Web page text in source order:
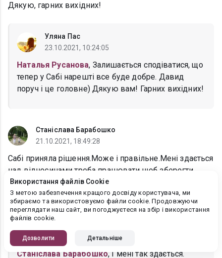
Дякую, гарних вихідних!
Уляна Пас
23.10.2021, 10:24:05
Наталья Русанова, Залишається сподіватися, що
тепер у Сабі нарешті все буде добре. Давид
поруч і це головне) Дякую вам! Гарних вихідних!
Станіслава Барабошко
21.10.2021, 18:49:28
Сабі приняла рішення.Може і правільне.Мені здається
над відносинами треба працювати щоб зберегти
любовТим більш є з чим порівняти.Чекаю
продовження і дуже цікаво чим все закінчиться.
22.10.2021, 15:36:06
Станіслава Барабошко, І мені так здається.
Використання файлів Cookie
З метою забезпечення кращого досвіду користувача, ми
збираємо та використовуємо файли cookie. Продовжуючи
переглядати наш сайт, ви погоджуєтеся на збір і використання
файлів cookie.
Дозволити Детальніше